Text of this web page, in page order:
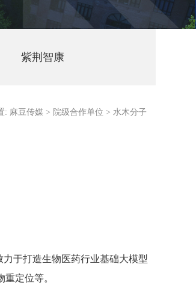
紫荆智康
: 麻豆传媒 > 院级合作单位 > 水木分子
于打造生物医药行业基础大模型
定位等。